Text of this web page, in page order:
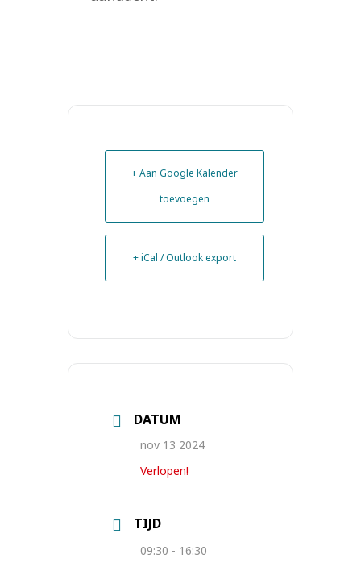
+ Aan Google Kalender
toevoegen
+ iCal / Outlook export
DATUM
nov 13 2024
Verlopen!
TIJD
09:30 - 16:30